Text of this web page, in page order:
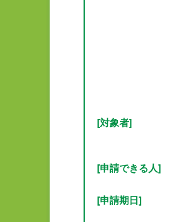
[対象者]
[申請できる人]
[申請期日]